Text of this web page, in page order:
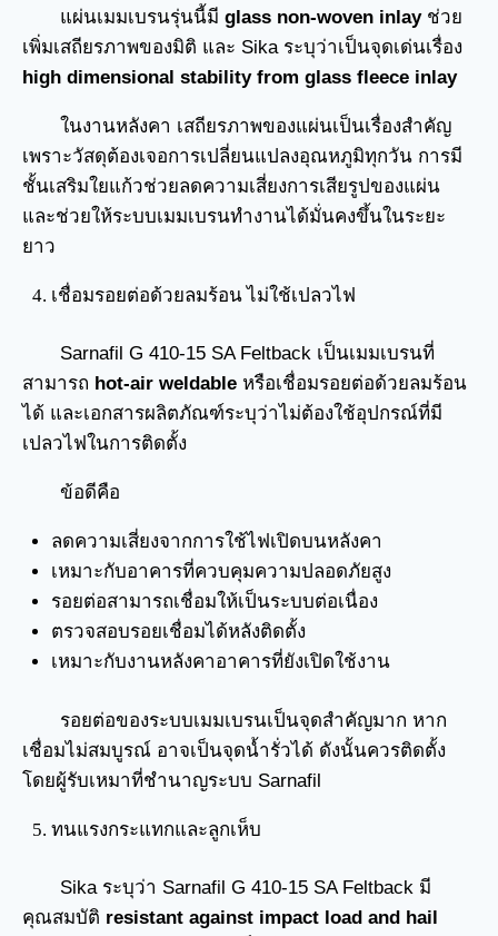
แผ่นเมมเบรนรุ่นนี้มี glass non-woven inlayช่วย
เพิ่มเสถียรภาพของมิติ และ Sika ระบุว่าเป็นจุดเด่นเรื่อง
high dimensional stability from glass fleece inlay
ในงานหลังคา เสถียรภาพของแผ่นเป็นเรื่องสำคัญ
เพราะวัสดุต้องเจอการเปลี่ยนแปลงอุณหภูมิทุกวัน การมี
ชั้นเสริมใยแก้วช่วยลดความเสี่ยงการเสียรูปของแผ่น
และช่วยให้ระบบเมมเบรนทำงานได้มั่นคงขึ้นในระยะ
ยาว
เชื่อมรอยต่อด้วยลมร้อน ไม่ใช้เปลวไฟ
Sarnafil G 410-15 SA Feltback เป็นเมมเบรนที่
สามารถ hot-air weldable หรือเชื่อมรอยต่อด้วยลมร้อน
ได้ และเอกสารผลิตภัณฑ์ระบุว่าไม่ต้องใช้อุปกรณ์ที่มี
เปลวไฟในการติดตั้ง
ข้อดีคือ
ลดความเสี่ยงจากการใช้ไฟเปิดบนหลังคา
เหมาะกับอาคารที่ควบคุมความปลอดภัยสูง
รอยต่อสามารถเชื่อมให้เป็นระบบต่อเนื่อง
ตรวจสอบรอยเชื่อมได้หลังติดตั้ง
เหมาะกับงานหลังคาอาคารที่ยังเปิดใช้งาน
รอยต่อของระบบเมมเบรนเป็นจุดสำคัญมาก หาก
เชื่อมไม่สมบูรณ์ อาจเป็นจุดน้ำรั่วได้ ดังนั้นควรติดตั้ง
โดยผู้รับเหมาที่ชำนาญระบบ Sarnafil
ทนแรงกระแทกและลูกเห็บ
Sika ระบุว่า Sarnafil G 410-15 SA Feltback มี
คุณสมบัติ resistant against impact load and hail